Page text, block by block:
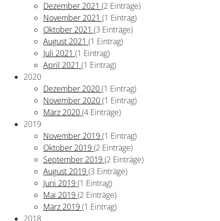
Dezember 2021 (2 Einträge)
November 2021 (1 Eintrag)
Oktober 2021 (3 Einträge)
August 2021 (1 Eintrag)
Juli 2021 (1 Eintrag)
April 2021 (1 Eintrag)
2020
Dezember 2020(1 Eintrag)
November 2020(1 Eintrag)
März 2020(4 Einträge)
2019
November 2019 (1 Eintrag)
Oktober 2019 (2 Einträge)
September 2019 (2 Einträge)
August 2019 (3 Einträge)
Juni 2019 (1 Eintrag)
Mai 2019 (2 Einträge)
März 2019 (1 Eintrag)
2018